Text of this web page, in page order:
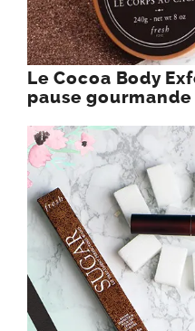
Le Cocoa Body
pause